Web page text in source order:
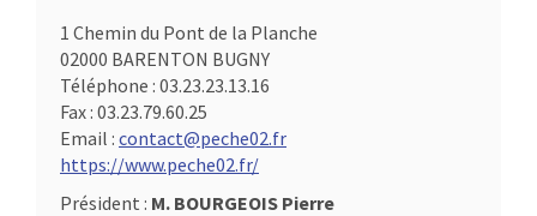
1 Chemin du Pont de la Planche
02000 BARENTON BUGNY
Téléphone : 03.23.23.13.16
Fax : 03.23.79.60.25
Email : contact@peche02.fr
https://www.peche02.fr/
Président : M. BOURGEOIS Pierre